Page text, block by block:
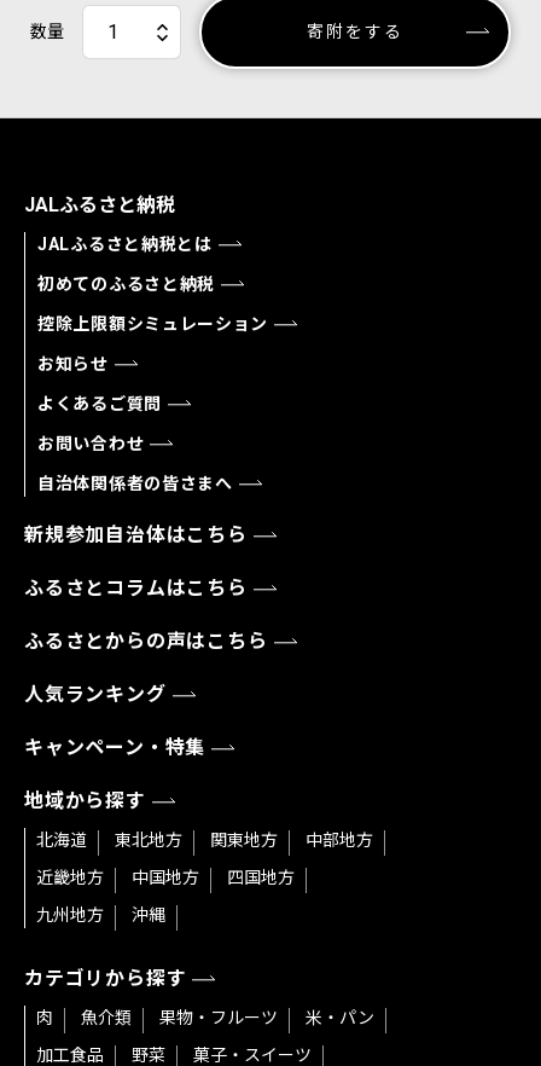
数量 寄附をする
JALふるさと納税
JALふるさと納税とは
初めてのふるさと納税
控除上限額シミュレーション
お知らせ
よくあるご質問
お問い合わせ
自治体関係者の皆さまへ
新規参加自治体はこちら
ふるさとコラムはこちら
ふるさとからの声はこちら
人気ランキング
キャンペーン・特集
地域から探す
北海道 東北地方 関東地方
中部地方
近畿地方
中国地方
四国地方
九州地方
沖縄
カテゴリから探す
肉 魚介類 果物・フルーツ
米・パン
加工食品
野菜
菓子・スイーツ